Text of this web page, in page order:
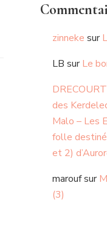
zinneke sur
LB surLe
des
Malo – Les
folle
et 2)
maroufsur
(3)